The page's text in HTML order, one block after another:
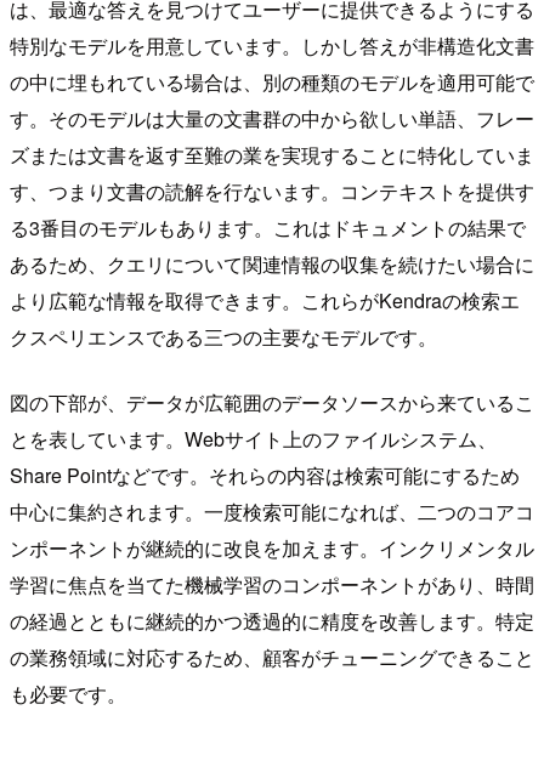
は、最適な答えを見つけてユーザーに提供できるようにする
特別なモデルを用意しています。しかし答えが非構造化文書
の中に埋もれている場合は、別の種類のモデルを適用可能で
す。そのモデルは大量の文書群の中から欲しい単語、フレー
ズまたは文書を返す至難の業を実現することに特化していま
す、つまり文書の読解を行ないます。コンテキストを提供す
る3番目のモデルもあります。これはドキュメントの結果で
あるため、クエリについて関連情報の収集を続けたい場合に
より広範な情報を取得できます。これらがKendraの検索エ
クスペリエンスである三つの主要なモデルです。
図の下部が、データが広範囲のデータソースから来ているこ
とを表しています。Webサイト上のファイルシステム、
Share Pointなどです。それらの内容は検索可能にするため
中心に集約されます。一度検索可能になれば、二つのコアコ
ンポーネントが継続的に改良を加えます。インクリメンタル
学習に焦点を当てた機械学習のコンポーネントがあり、時間
の経過とともに継続的かつ透過的に精度を改善します。特定
の業務領域に対応するため、顧客がチューニングできること
も必要です。